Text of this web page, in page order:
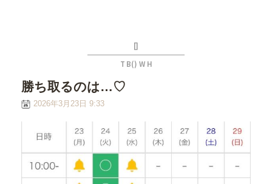
[]
T B() W H
勝ち取るのは…♡
2026年3月23日 9:33